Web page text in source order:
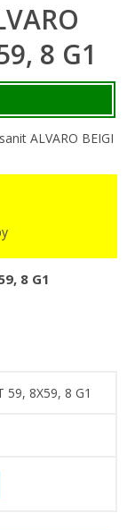
8 G1
ALVARO BEIGE
8 G1
59, 8X59, 8 G1